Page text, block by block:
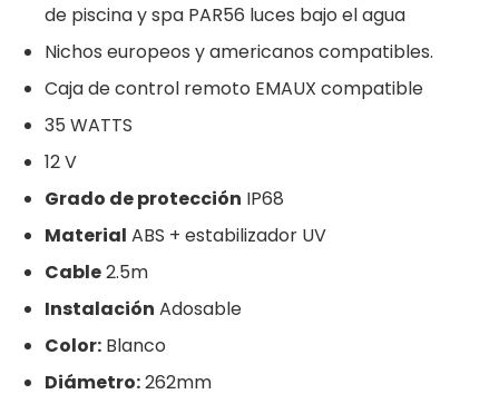
de piscina y spa PAR56 luces bajo el agua
Nichos europeos y americanos compatibles.
Caja de control remoto EMAUX compatible
35 WATTS
12 V
Grado de protección IP68
Material ABS + estabilizador UV
Cable2.5m
Instalación Adosable
Color:Blanco
Diámetro:262mm